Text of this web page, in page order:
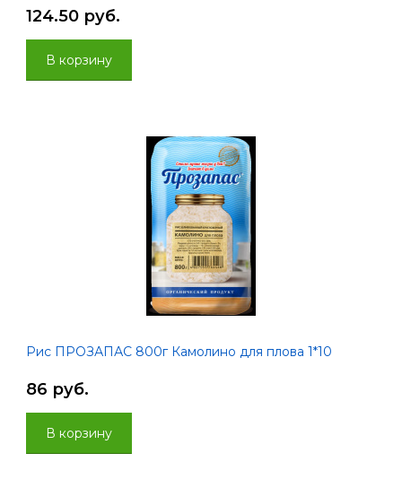
124.50 руб.
В корзину
Рис ПРОЗАПАС 800г Камолино для плова 1*10
86 руб.
В корзину